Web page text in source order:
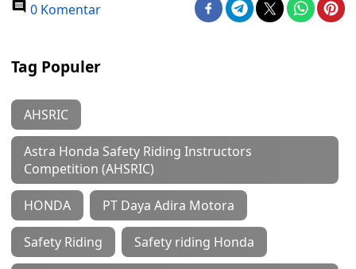
0 Komentar
Tag Populer
AHSRIC
Astra Honda Safety Riding Instructors
Competition (AHSRIC)
HONDA PT Daya Adira Motora
Safety Riding Safety riding Honda